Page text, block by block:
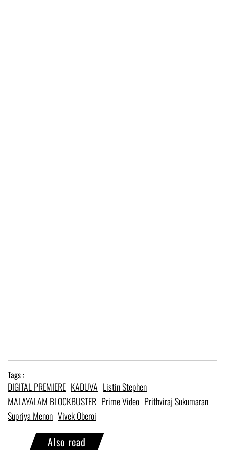
Tags :
DIGITAL PREMIERE KADUVA Listin Stephen
MALAYALAM BLOCKBUSTER Prime Video Prithviraj Sukumaran
Supriya Menon Vivek Oberoi
Also read